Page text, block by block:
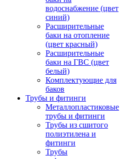
водоснабжение (цвет
синий)
Расширительные
баки на отопление
(цвет красный)
Расширительные
баки на ГВС (цвет
белый)
Комплектующие для
баков
Трубы и фитинги
Металлопластиковые
трубы и фитинги
Трубы из сшитого
полиэтилена и
фитинги
Трубы